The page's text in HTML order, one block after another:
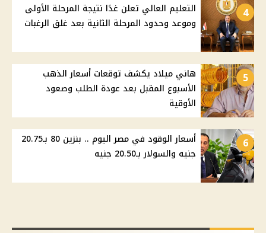
4
التعليم العالي تعلن غدًا نتيجة المرحلة الأولى
وموعد وحدود المرحلة الثانية بعد غلق الرغبات
5
هاني ميلاد يكشف توقعات أسعار الذهب
الأسبوع المقبل بعد عودة الطلب وصعود
الأوقية
6
أسعار الوقود في مصر اليوم .. بنزين 80 بـ20.75
جنيه والسولار بـ20.50 جنيه